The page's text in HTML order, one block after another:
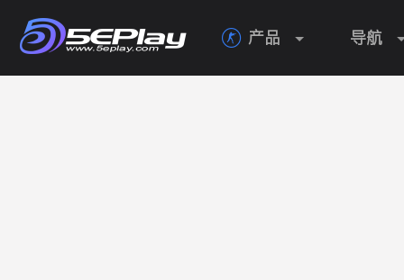
 产品 导航